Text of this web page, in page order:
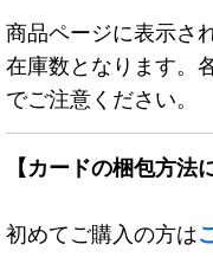
商品ページに表示さ
在庫数となります。
でご注意ください。
【カードの梱包方法
初めてご購入の方は